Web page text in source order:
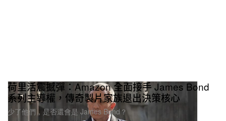
荷里活震撼彈：Amazon 全面接手 James Bond
系列主導權，傳奇製片家族退出決策核心
少了他們，是否還會是 James Bond？